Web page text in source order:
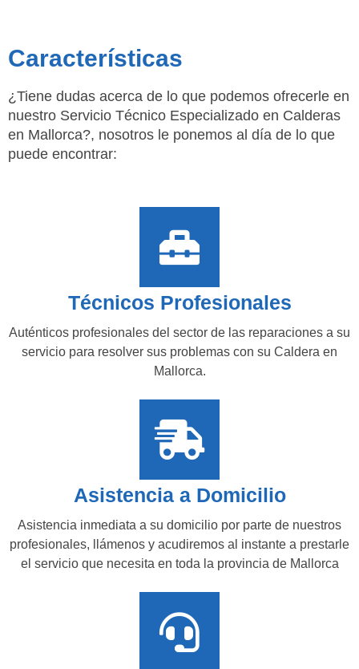
Características
¿Tiene dudas acerca de lo que podemos ofrecerle en
nuestro Servicio Técnico Especializado en Calderas
en Mallorca?, nosotros le ponemos al día de lo que
puede encontrar:
Técnicos Profesionales
Auténticos profesionales del sector de las reparaciones a su
servicio para resolver sus problemas con su Caldera en
Mallorca.
Asistencia a Domicilio
Asistencia inmediata a su domicilio por parte de nuestros
profesionales, llámenos y acudiremos al instante a prestarle
el servicio que necesita en toda la provincia de Mallorca